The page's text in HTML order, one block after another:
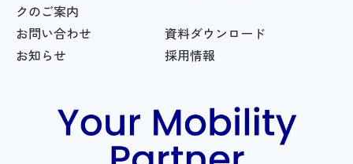
クのご案内
お問い合わせ
資料ダウンロード
お知らせ
採用情報